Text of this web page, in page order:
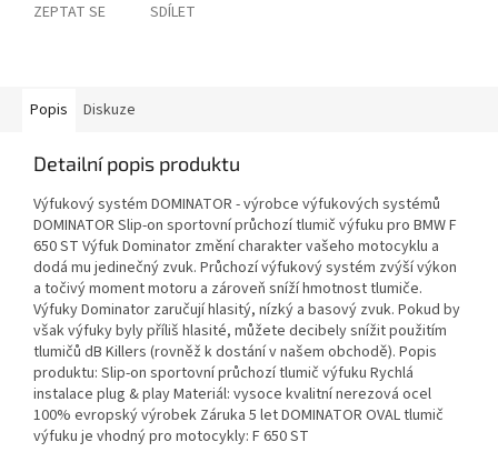
ZEPTAT SE SDÍLET
Popis Diskuze
Detailní popis produktu
Výfukový systém DOMINATOR - výrobce výfukových systémů
DOMINATOR Slip-on sportovní průchozí tlumič výfuku pro BMW F
650 ST Výfuk Dominator změní charakter vašeho motocyklu a
dodá mu jedinečný zvuk. Průchozí výfukový systém zvýší výkon
a točivý moment motoru a zároveň sníží hmotnost tlumiče.
Výfuky Dominator zaručují hlasitý, nízký a basový zvuk. Pokud by
však výfuky byly příliš hlasité, můžete decibely snížit použitím
tlumičů dB Killers (rovněž k dostání v našem obchodě). Popis
produktu: Slip-on sportovní průchozí tlumič výfuku Rychlá
instalace plug & play Materiál: vysoce kvalitní nerezová ocel
100% evropský výrobek Záruka 5 let DOMINATOR OVAL tlumič
výfuku je vhodný pro motocykly: F 650 ST